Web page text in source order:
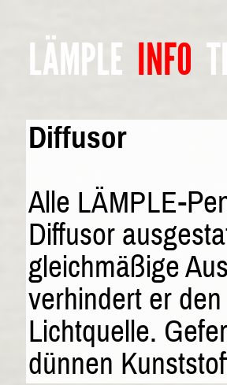
LÄMPLE INFO
Diffusor
Alle LÄMPLE-
Diffusor
gleichmäßige
verhindert er
Lichtquelle.
dünnen